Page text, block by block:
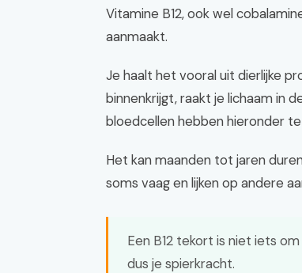
Vitamine B12, ook wel
aanmaakt.
Je haalt het vooral uit dierlijke
binnenkrijgt, raakt je lichaam in
bloedcellen hebben hieronder
Het kan maanden tot jaren
soms vaag en lijken op andere
Een B12 tekort is niet iets
dus je spierkracht.